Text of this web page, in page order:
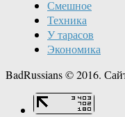
Смешное
Техника
У тарасов
Экономика
BadRussians © 2016.